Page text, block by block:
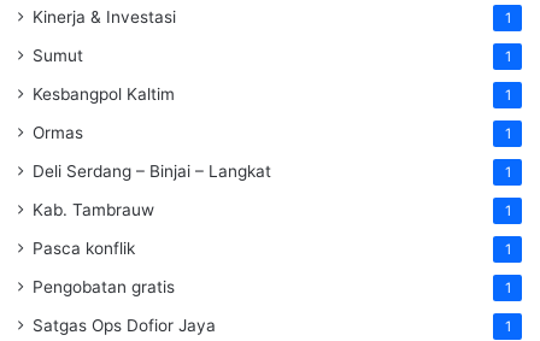
Kinerja & Investasi 1
Sumut 1
Kesbangpol Kaltim 1
Ormas 1
Deli Serdang – Binjai – Langkat 1
Kab. Tambrauw 1
Pasca konflik 1
Pengobatan gratis 1
Satgas Ops Dofior Jaya 1